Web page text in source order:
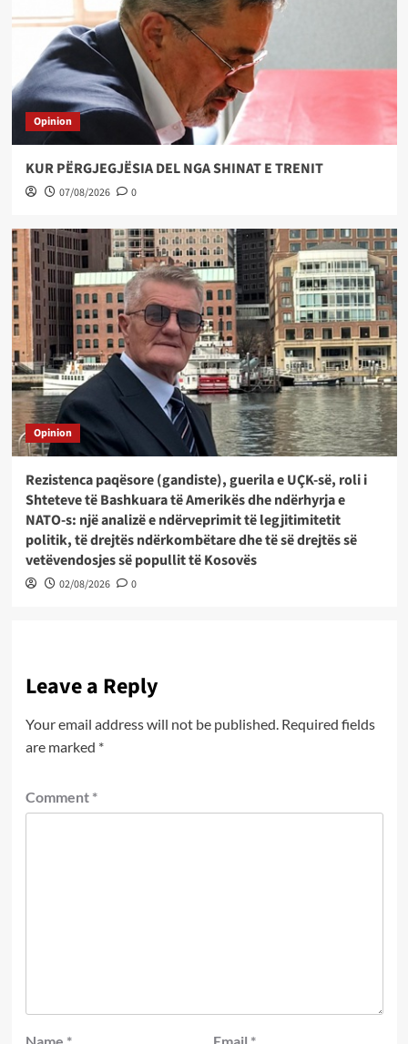
Opinion
KUR PËRGJEGJËSIA DEL NGA SHINAT E TRENIT
07/08/2026 0
Opinion
Rezistenca paqësore (gandiste), guerila e UÇK-së, roli i
Shteteve të Bashkuara të Amerikës dhe ndërhyrja e
NATO-s: një analizë e ndërveprimit të legjitimitetit
politik, të drejtës ndërkombëtare dhe të së drejtës së
vetëvendosjes së popullit të Kosovës
02/08/2026 0
Leave a Reply
Your email address will not be published. Required fields
are marked *
Comment *
Name * Email *